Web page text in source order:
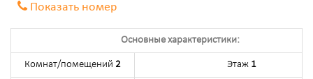
Показать номер
Основные характеристики:
Комнат/помещений 2 Этаж 1